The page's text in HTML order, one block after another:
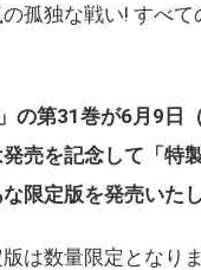
孤独な戦い! すべ
の第31巻が6月9日
売を記念して「特
限定版を発売いた
は数量限定となり